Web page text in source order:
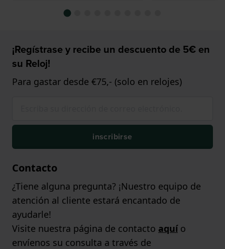
¡Regístrase y recibe un descuento de 5€ en
su Reloj!
Para gastar desde €75,- (solo en relojes)
inscribirse
Contacto
¿Tiene alguna pregunta? ¡Nuestro equipo de
atención al cliente estará encantado de
ayudarle!
Visite nuestra página de contacto aquío
envíenos su consulta a través de